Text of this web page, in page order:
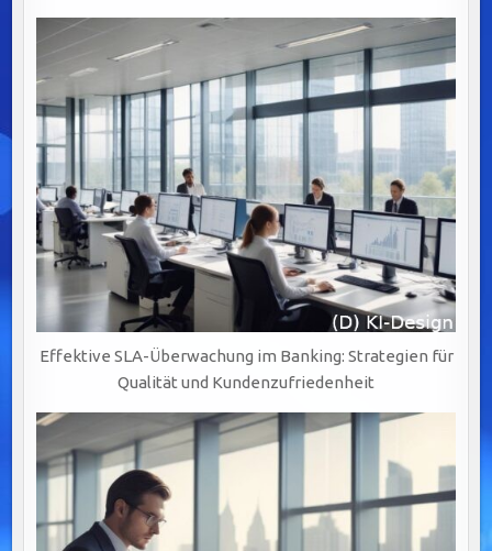
Effektive SLA-Überwachung im Banking: Strategien für
Qualität und Kundenzufriedenheit